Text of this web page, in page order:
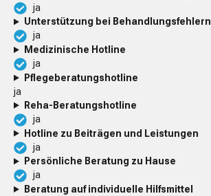
ja
Unterstützung bei Behandlungsfehlern
ja
Medizinische Hotline
ja
Pflegeberatungshotline
ja
Reha-Beratungshotline
ja
Hotline zu Beiträgen und Leistungen
ja
Persönliche Beratung zu Hause
ja
Beratung auf individuelle Hilfsmittel